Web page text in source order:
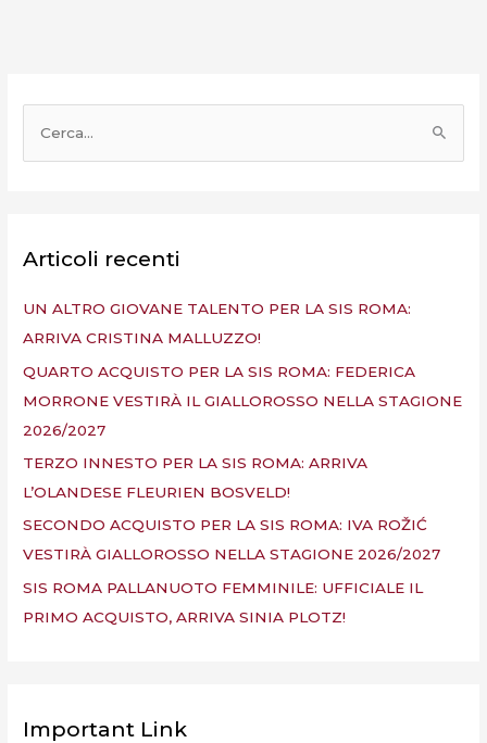
e
a
Articoli recenti
UN ALTRO GIOVANE TALENTO PER LA SIS ROMA:
ARRIVA CRISTINA MALLUZZO!
QUARTO ACQUISTO PER LA SIS ROMA: FEDERICA
MORRONE VESTIRÀ IL GIALLOROSSO NELLA STAGIONE
2026/2027
TERZO INNESTO PER LA SIS ROMA: ARRIVA
L’OLANDESE FLEURIEN BOSVELD!
SECONDO ACQUISTO PER LA SIS ROMA: IVA ROŽIĆ
VESTIRÀ GIALLOROSSO NELLA STAGIONE 2026/2027
SIS ROMA PALLANUOTO FEMMINILE: UFFICIALE IL
PRIMO ACQUISTO, ARRIVA SINIA PLOTZ!
Important Link